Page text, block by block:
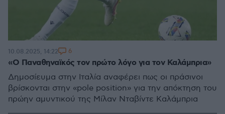
«Ο Παναθηναϊκός τον πρώτο λόγο για τον Καλάμπρια»
Δημοσίευμα στην Ιταλία αναφέρει πως οι πράσινοι
βρίσκονται στην «pole position» για την απόκτηση του
πρώην αμυντικού της Μίλαν Νταβίντε Καλάμπρια
10.08.2025, 14:22 6